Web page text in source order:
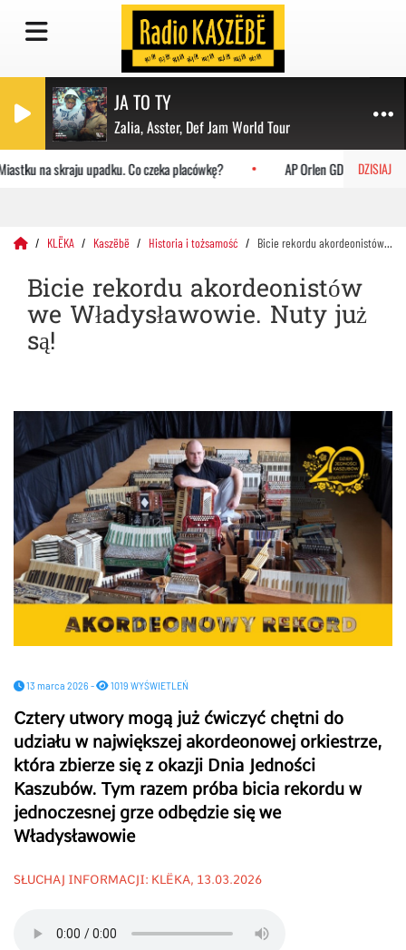
JA TO TY
Zalia, Asster, Def Jam World Tour
DZISIAJ
na skraju upadku. Co czeka placówkę? AP Orlen GDAŃSK
KLËKA Kaszëbë Historia i tożsamość Bicie rekordu akordeonistów we Władysławowie. Nuty już są!
Bicie rekordu akordeonistów
we Władysławowie. Nuty już
są!
13 marca 2026 - 1019 WYŚWIETLEŃ
Cztery utwory mogą już ćwiczyć chętni do
udziału w największej akordeonowej orkiestrze,
która zbierze się z okazji Dnia Jedności
Kaszubów. Tym razem próba bicia rekordu w
jednoczesnej grze odbędzie się we
Władysławowie
SŁUCHAJ INFORMACJI: KLËKA, 13.03.2026